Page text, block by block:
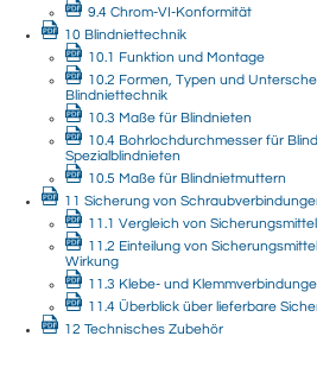
9.4 Chrom-VI-Konformität
10 Blindniettechnik
10.1 Funktion und Montage
10.2 Formen, Typen und
Blindniettechnik
10.3 Maße für Blindnieten
10.4 Bohrlochdurchmesser für
Spezialblindnieten
10.5 Maße für Blindnietmuttern
11 Sicherung von
11.1 Vergleich von
11.2 Einteilung von
Wirkung
11.3 Klebe- und
11.4 Überblick über lieferbare
12 Technisches Zubehör